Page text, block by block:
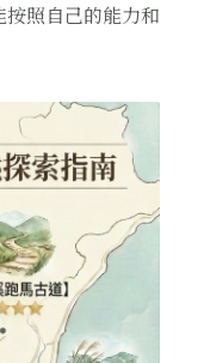
照自己的能力和